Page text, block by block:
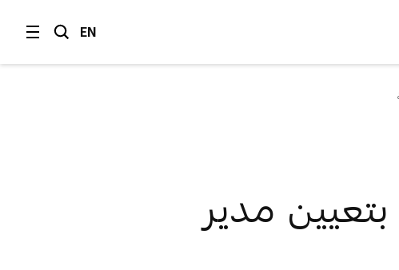
EN
مدير